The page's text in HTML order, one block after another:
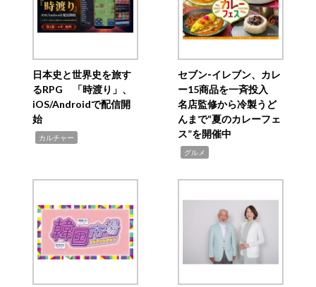
日本史と世界史を旅す
るRPG 「時渡り」、
iOS/Androidで配信開
始
カルチャー
セブン‐イレブン、カレ
ー15商品を一斉投入
名店監修から冷製うど
んまで“夏のカレーフェ
ス”を開催中
グルメ